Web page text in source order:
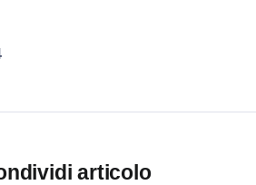
articolo